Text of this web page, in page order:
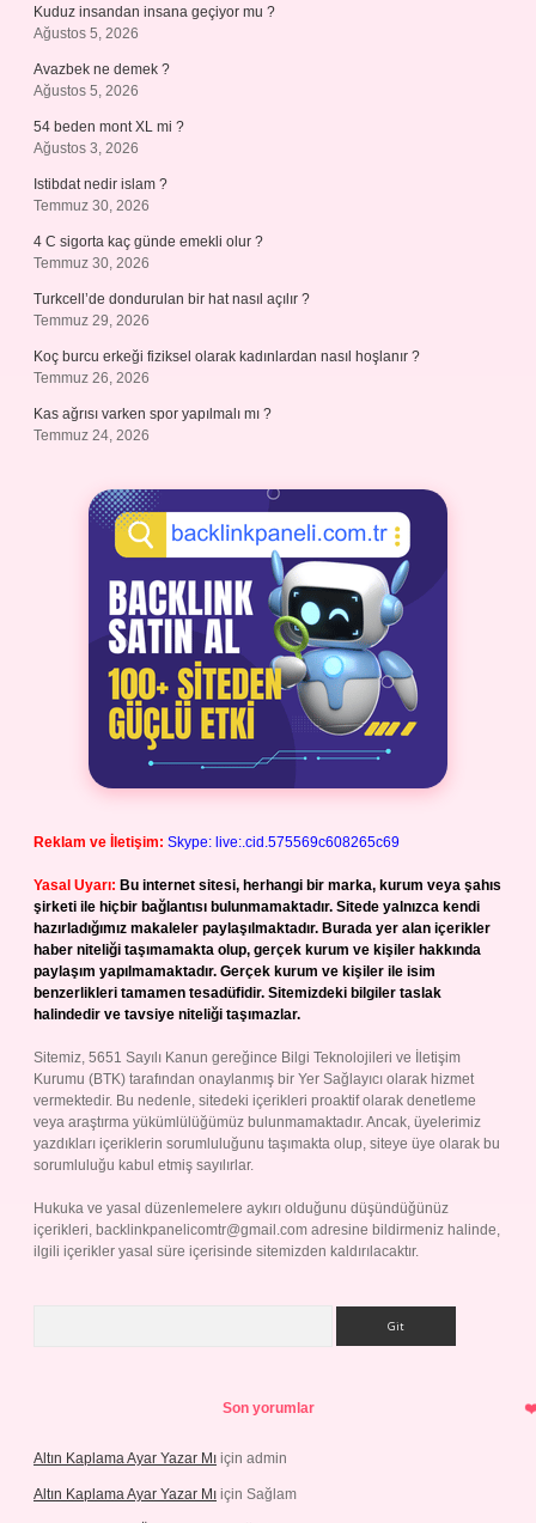
Kuduz insandan insana geçiyor mu ?
Ağustos 5, 2026
Avazbek ne demek ?
Ağustos 5, 2026
54 beden mont XL mi ?
Ağustos 3, 2026
Istibdat nedir islam ?
Temmuz 30, 2026
4 C sigorta kaç günde emekli olur ?
Temmuz 30, 2026
Turkcell’de dondurulan bir hat nasıl açılır ?
Temmuz 29, 2026
Koç burcu erkeği fiziksel olarak kadınlardan nasıl hoşlanır ?
Temmuz 26, 2026
Kas ağrısı varken spor yapılmalı mı ?
Temmuz 24, 2026
Reklam ve İletişim: Skype: live:.cid.575569c608265c69
Yasal Uyarı: Bu internet sitesi, herhangi bir marka, kurum veya şahıs
şirketi ile hiçbir bağlantısı bulunmamaktadır. Sitede yalnızca kendi
hazırladığımız makaleler paylaşılmaktadır. Burada yer alan içerikler
haber niteliği taşımamakta olup, gerçek kurum ve kişiler hakkında
paylaşım yapılmamaktadır. Gerçek kurum ve kişiler ile isim
benzerlikleri tamamen tesadüfidir. Sitemizdeki bilgiler taslak
halindedir ve tavsiye niteliği taşımazlar.
Sitemiz, 5651 Sayılı Kanun gereğince Bilgi Teknolojileri ve İletişim
Kurumu (BTK) tarafından onaylanmış bir Yer Sağlayıcı olarak hizmet
vermektedir. Bu nedenle, sitedeki içerikleri proaktif olarak denetleme
veya araştırma yükümlülüğümüz bulunmamaktadır. Ancak, üyelerimiz
yazdıkları içeriklerin sorumluluğunu taşımakta olup, siteye üye olarak bu
sorumluluğu kabul etmiş sayılırlar.
Hukuka ve yasal düzenlemelere aykırı olduğunu düşündüğünüz
içerikleri, backlinkpanelicomtr@gmail.com adresine bildirmeniz halinde,
ilgili içerikler yasal süre içerisinde sitemizden kaldırılacaktır.
Son yorumlar
Altın Kaplama Ayar Yazar Mı için admin
Altın Kaplama Ayar Yazar Mı için Sağlam